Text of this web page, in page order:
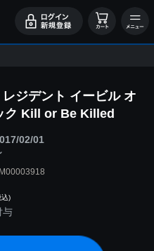
レジデント イービル オ
ク Kill or Be Killed
02/01
込)
与